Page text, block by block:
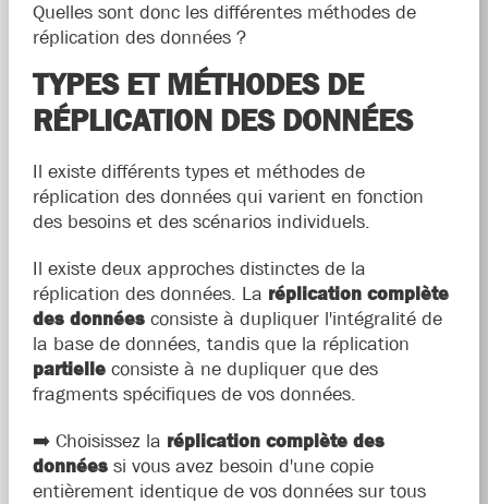
Quelles sont donc les différentes méthodes de
réplication des données ?
TYPES ET MÉTHODES DE
RÉPLICATION DES DONNÉES
Il existe différents types et méthodes de
réplication des données qui varient en fonction
des besoins et des scénarios individuels.
Il existe deux approches distinctes de la
réplication des données. La réplication complète
des donnéesconsiste à dupliquer l'intégralité de
la base de données, tandis que la réplication
partielleconsiste à ne dupliquer que des
fragments spécifiques de vos données.
➡️ Choisissez la réplication complète des
donnéessi vous avez besoin d'une copie
entièrement identique de vos données sur tous